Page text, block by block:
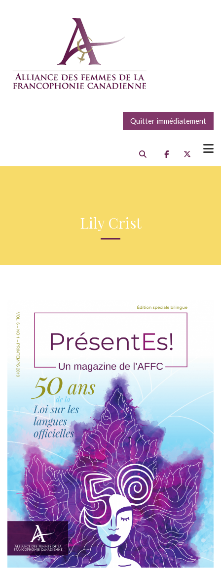
Quitter immédiatement
Lily Crist